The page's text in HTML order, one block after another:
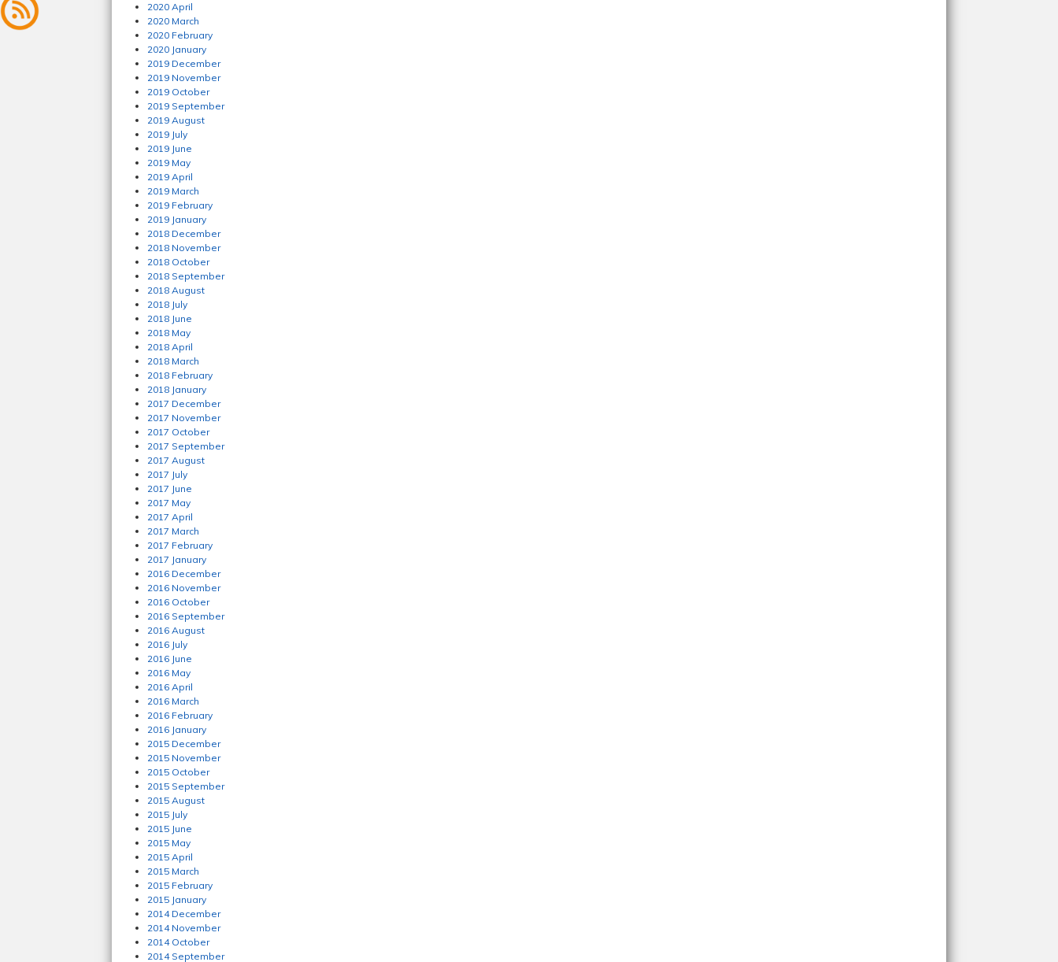
2020 April
2020 March
2020 February
2020 January
2019 December
2019 November
2019 October
2019 September
2019 August
2019 July
2019 June
2019 May
2019 April
2019 March
2019 February
2019 January
2018 December
2018 November
2018 October
2018 September
2018 August
2018 July
2018 June
2018 May
2018 April
2018 March
2018 February
2018 January
2017 December
2017 November
2017 October
2017 September
2017 August
2017 July
2017 June
2017 May
2017 April
2017 March
2017 February
2017 January
2016 December
2016 November
2016 October
2016 September
2016 August
2016 July
2016 June
2016 May
2016 April
2016 March
2016 February
2016 January
2015 December
2015 November
2015 October
2015 September
2015 August
2015 July
2015 June
2015 May
2015 April
2015 March
2015 February
2015 January
2014 December
2014 November
2014 October
2014 September